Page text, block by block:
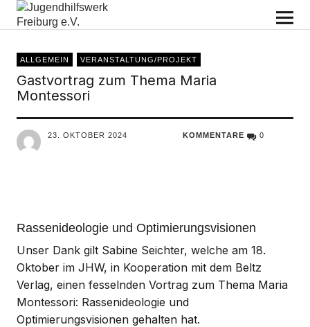
Jugendhilfswerk Freiburg e.V.
ALLGEMEIN VERANSTALTUNG/PROJEKT
Gastvortrag zum Thema Maria
Montessori
23. OKTOBER 2024 KOMMENTARE 0
Rassenideologie und Optimierungsvisionen
Unser Dank gilt Sabine Seichter, welche am 18.
Oktober im JHW, in Kooperation mit dem Beltz
Verlag, einen fesselnden Vortrag zum Thema Maria
Montessori: Rassenideologie und
Optimierungsvisionen gehalten hat.